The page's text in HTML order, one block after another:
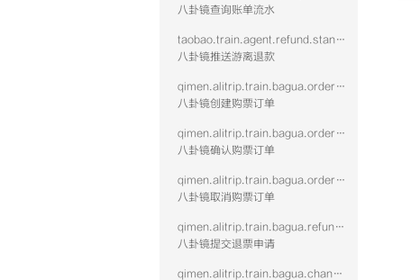
八卦镜查询账单流水
taobao.train.agent.refund.standalone.vtwo
八卦镜推送游离退款
qimen.alitrip.train.bagua.order.create
八卦镜创建购票订单
qimen.alitrip.train.bagua.order.confirm
八卦镜确认购票订单
qimen.alitrip.train.bagua.order.cancel
八卦镜取消购票订单
qimen.alitrip.train.bagua.refund.submit
八卦镜提交退票申请
qimen.alitrip.train.bagua.change.confirm